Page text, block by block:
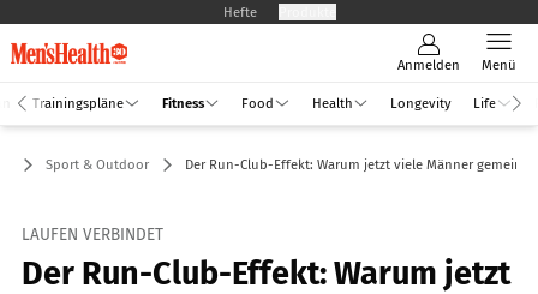
Hefte
Anmelden Menü
Trainingspläne Fitness Food Health Longevity Life
Sport & Outdoor Der Run-Club-Effekt: Warum jetzt viele Männer
LAUFEN VERBINDET
Der Run-Club-Effekt: Warum jetzt